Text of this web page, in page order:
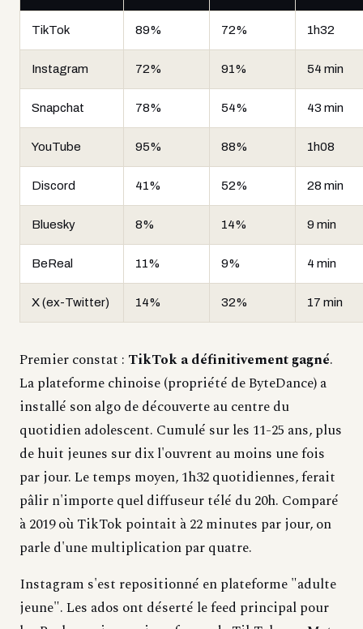
TikTok 89% 72% 1h32
Instagram 72% 91% 54 min
Snapchat 78% 54% 43 min
YouTube 95% 88% 1h08
Discord 41% 52% 28 min
Bluesky 8% 14% 9 min
BeReal 11% 9% 4 min
X (ex-Twitter) 14% 32% 17 min
Premier constat : TikTok a définitivement gagné.
La plateforme chinoise (propriété de ByteDance) a
installé son algo de découverte au centre du
quotidien adolescent. Cumulé sur les 11-25 ans, plus
de huit jeunes sur dix l'ouvrent au moins une fois
par jour. Le temps moyen, 1h32 quotidiennes, ferait
pâlir n'importe quel diffuseur télé du 20h. Comparé
à 2019 où TikTok pointait à 22 minutes par jour, on
parle d'une multiplication par quatre.
Instagram s'est repositionné en plateforme "adulte
jeune". Les ados ont déserté le feed principal pour